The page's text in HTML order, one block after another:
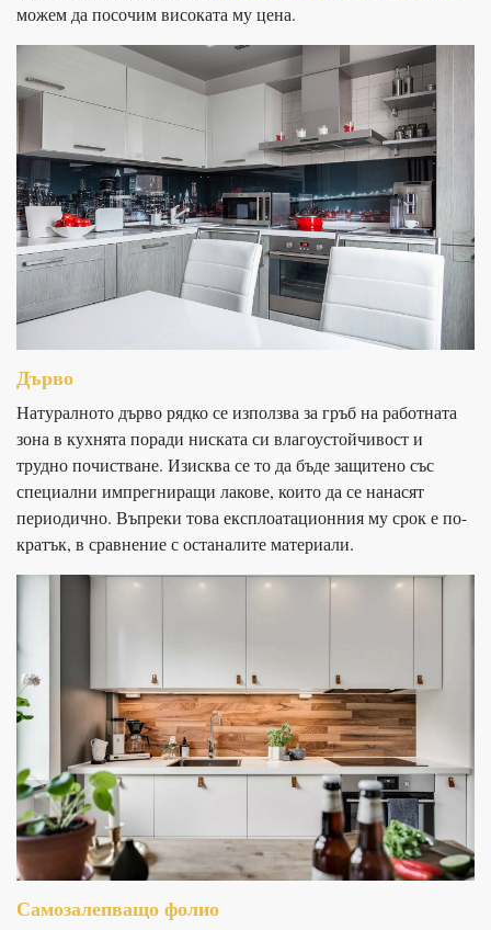
можем да посочим високата му цена.
Дърво
Натуралното дърво рядко се използва за гръб на работната
зона в кухнята поради ниската си влагоустойчивост и
трудно почистване. Изисква се то да бъде защитено със
специални импрегниращи лакове, които да се нанасят
периодично. Въпреки това експлоатационния му срок е по-
кратък, в сравнение с останалите материали.
Самозалепващо фолио